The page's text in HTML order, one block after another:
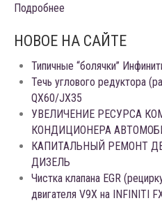
Подробнее
НОВОЕ НА САЙТЕ
Типичные “болячки”
Течь углового редуктора
QX60/JX35
УВЕЛИЧЕНИЕ РЕСУРСА
КОНДИЦИОНЕРА
КАПИТАЛЬНЫЙ РЕМОНТ
ДИЗЕЛЬ
Чистка клапана EGR
двигателя V9X на INFINITI